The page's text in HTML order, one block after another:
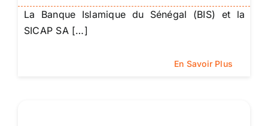
La Banque Islamique du Sénégal (BIS) et la
SICAP SA […]
En Savoir Plus